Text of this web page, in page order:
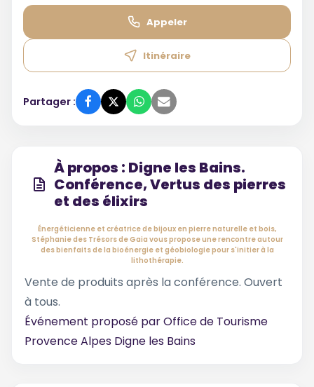
Appeler
Itinéraire
Partager :
À propos : Digne les Bains.
Conférence, Vertus des pierres
et des élixirs
Énergéticienne et créatrice de bijoux en pierre naturelle et bois,
Stéphanie des Trésors de Gaia vous propose une rencontre autour
des bienfaits de la bioénergie et géobiologie pour s'initier à la
lithothérapie.
Vente de produits après la conférence. Ouvert
à tous.
Événement proposé parOffice de Tourisme
Provence Alpes Digne les Bains